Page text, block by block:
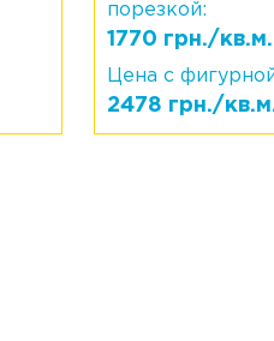
порезкой:
1770 грн./кв.м.
Цена с
2478 грн./